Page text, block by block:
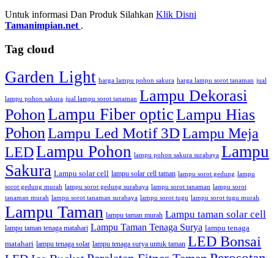
Untuk informasi Dan Produk Silahkan Klik Disni
Tamanimpian.net .
Tag cloud
Garden Light harga lampu pohon sakura harga lampu sorot tanaman jual
lampu pohon sakura jual lampu sorot tanaman Lampu Dekorasi
PohonLampu Fiber opticLampu Hias
PohonLampu Led Motif 3DLampu Meja
LEDLampu Pohon lampu pohon sakura surabaya Lampu
Sakura Lampu solar cell lampu solar cell taman lampu sorot gedung lampu
sorot gedung murah lampu sorot gedung surabaya lampu sorot tanaman lampu sorot
tanaman murah lampu sorot tanaman surabaya lampu sorot tugu lampu sorot tugu murah
Lampu Taman lampu taman murah Lampu taman solar cell
lampu taman tenaga matahari Lampu Taman Tenaga Surya lampu tenaga
matahari lampu tenaga solar lampu tenaga surya untuk taman LED Bonsai